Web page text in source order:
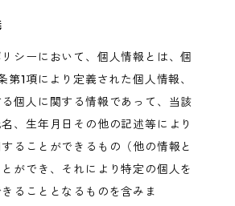
シーにおいて、個人情報とは、個
第1項により定義された個人情報、
個人に関する情報であって、当該
、生年月日その他の記述等により
ることができるもの（他の情報と
ができ、それにより特定の個人を
ることとなるものを含みま